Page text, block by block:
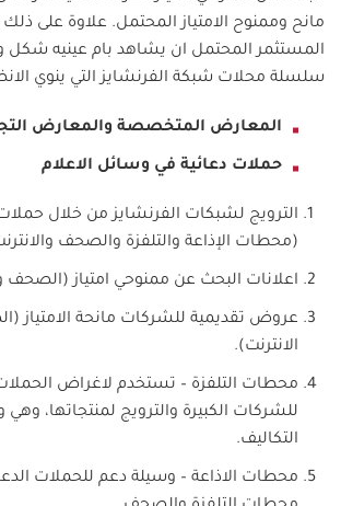
مانح وممنوح الامتياز المحتمل. علاوة على
المستثمر المحتمل ان يشاهد بام عينيه
سلسلة محلات شبكة الفرنشايز التي ينوي
المعارض المتخصصة والمعارض
حملات دعائية في وسائل الاعلام
الترويج لشبكات الفرنشايز من خلال حملات
(محطات الإذاعة والتلفزة والصحف
اعلانات البحث عن ممنوحي امتياز (الصحف
عروض تقديمية للشركات مانحة الامتياز
الانترنت).
محطات التلفزة – تستخدم لاغراض الحملات
للشركات الكبيرة والترويج لمنتجاتها، وهي
التكاليف.
محطات الاذاعة – وسيلة دعم للحملات